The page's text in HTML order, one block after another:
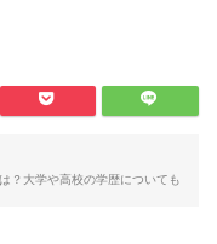
？大学や高校の学歴についても